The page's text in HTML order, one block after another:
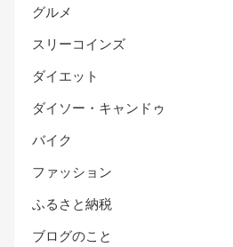
グルメ
スリーコインズ
ダイエット
ダイソー・キャンドゥ
バイク
ファッション
ふるさと納税
ブログのこと